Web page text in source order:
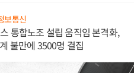
보통신
통합노조 설립 움직임 본격화,
불만에 3500명 결집